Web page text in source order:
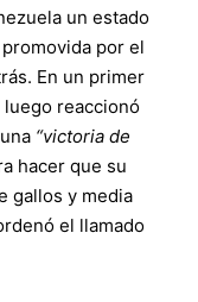
un estado
por el
En un primer
reaccionó
“victoria de
hacer que su
gallos y media
el llamado